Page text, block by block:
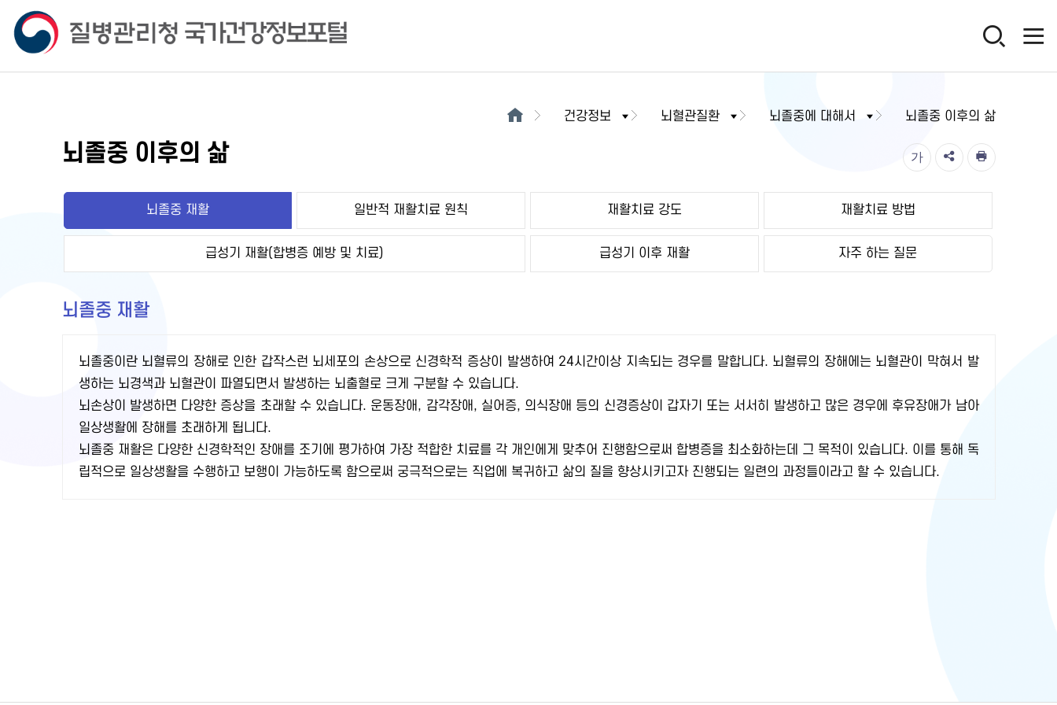
건강정보 뇌혈관질환 뇌졸중에 대해서 뇌졸중 이후의 삶
뇌졸중 이후의 삶 가
뇌졸중 재활 일반적 재활치료 원칙 재활치료 강도 재활치료 방법
급성기 재활(합병증 예방 및 치료) 급성기 이후 재활 자주 하는 질문
뇌졸중 재활
뇌졸중이란 뇌혈류의 장해로 인한 갑작스런 뇌세포의 손상으로 신경학적 증상이 발생하여 24시간이상 지속되는 경우를 말합니다. 뇌혈류의 장해에는 뇌혈관이 막혀서 발
생하는 뇌경색과 뇌혈관이 파열되면서 발생하는 뇌출혈로 크게 구분할 수 있습니다.
뇌손상이 발생하면 다양한 증상을 초래할 수 있습니다. 운동장애, 감각장애, 실어증, 의식장애 등의 신경증상이 갑자기 또는 서서히 발생하고 많은 경우에 후유장애가 남아
일상생활에 장해를 초래하게 됩니다.
뇌졸중 재활은 다양한 신경학적인 장애를 조기에 평가하여 가장 적합한 치료를 각 개인에게 맞추어 진행함으로써 합병증을 최소화하는데 그 목적이 있습니다. 이를 통해 독
립적으로 일상생활을 수행하고 보행이 가능하도록 함으로써 궁극적으로는 직업에 복귀하고 삶의 질을 향상시키고자 진행되는 일련의 과정들이라고 할 수 있습니다.